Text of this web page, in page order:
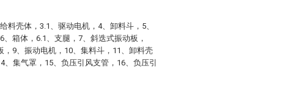
料壳体，3.1、驱动电机，4、卸料斗，5、
箱体，6.1、支腿，7、斜迭式振动板，
，9、振动电机，10、集料斗，11、卸料壳
集气罩，15、负压引风支管，16、负压引